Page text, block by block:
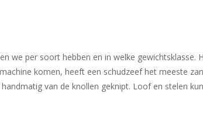
we per soort hebben en in welke gewichtsklasse.
komen, heeft een schudzeef het meeste
van de knollen geknipt. Loof en stelen